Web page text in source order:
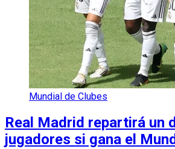
Mundial de Clubes
Real Madrid repartirá un
jugadores si gana el